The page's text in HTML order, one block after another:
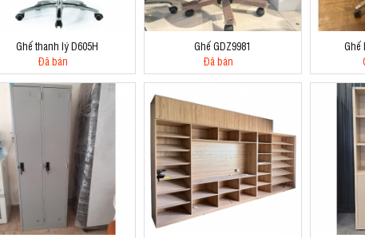
Ghế thanh lý D605H
Đã bán
Ghế GDZ9981
Đã bán
Ghế